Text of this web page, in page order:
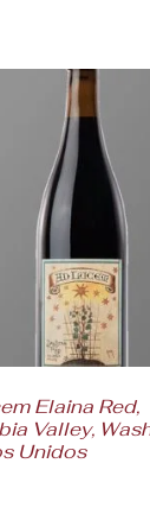
Elaina Red,
Valley,
Unidos